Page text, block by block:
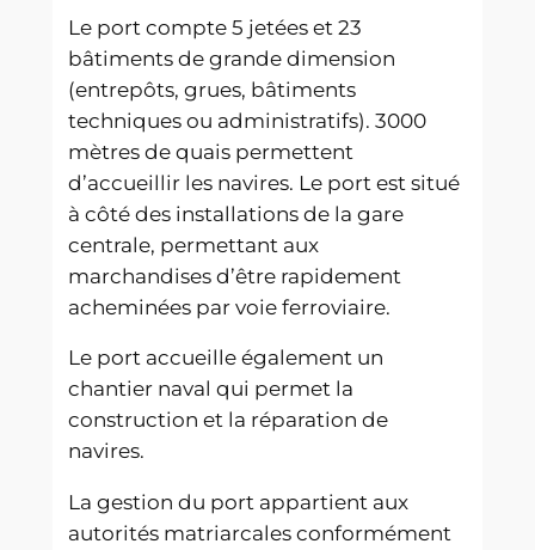
Le port compte 5 jetées et 23
bâtiments de grande dimension
(entrepôts, grues, bâtiments
techniques ou administratifs). 3000
mètres de quais permettent
d’accueillir les navires. Le port est situé
à côté des installations de la gare
centrale, permettant aux
marchandises d’être rapidement
acheminées par voie ferroviaire.
Le port accueille également un
chantier naval qui permet la
construction et la réparation de
navires.
La gestion du port appartient aux
autorités matriarcales conformément